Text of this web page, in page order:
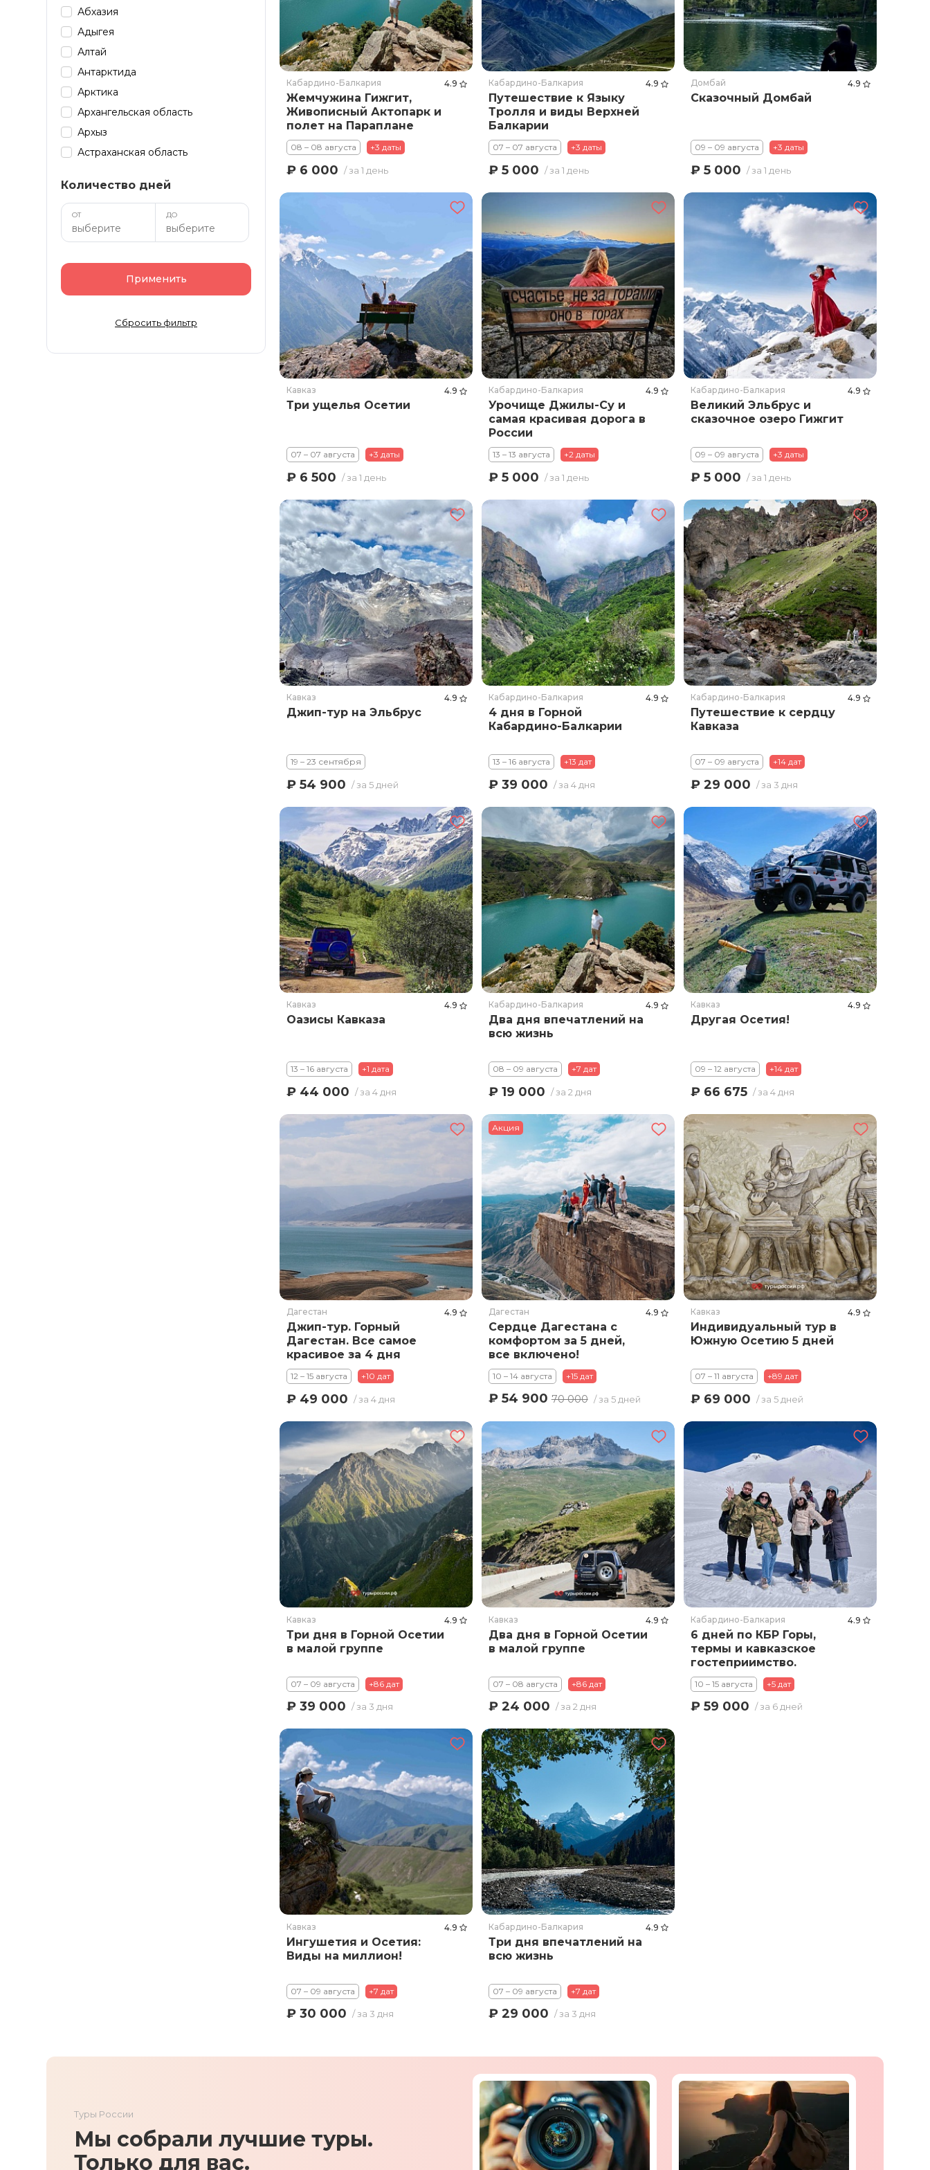
Абхазия
Адыгея
Алтай
Антарктида
Арктика
Архангельская область
Архыз
Астраханская область
Башкирия
Бурятия
Дагестан
Забайкалье
Зарубеж
Иркутская область
Количество дней
ОТ ДО
Применить
Сбросить фильтр
Кабардино-Балкария 4.9
Жемчужина Гижгит,
Живописный Актопарк и
полет на Параплане
08 – 08 августа +3 даты
₽ 6 000 / за 1 день
Кабардино-Балкария 4.9
Путешествие к Языку
Тролля и виды Верхней
Балкарии
07 – 07 августа +3 даты
₽ 5 000 / за 1 день
Домбай 4.9
Сказочный Домбай
09 – 09 августа +3 даты
₽ 5 000 / за 1 день
Кавказ 4.9
Три ущелья Осетии
07 – 07 августа +3 даты
₽ 6 500 / за 1 день
Кабардино-Балкария 4.9
Урочище Джилы-Су и
самая красивая дорога в
России
13 – 13 августа +2 даты
₽ 5 000 / за 1 день
Кабардино-Балкария 4.9
Великий Эльбрус и
сказочное озеро Гижгит
09 – 09 августа +3 даты
₽ 5 000 / за 1 день
Кавказ 4.9
Джип-тур на Эльбрус
19 – 23 сентября
₽ 54 900 / за 5 дней
Кабардино-Балкария 4.9
4 дня в Горной
Кабардино-Балкарии
13 – 16 августа +13 дат
₽ 39 000 / за 4 дня
Кабардино-Балкария 4.9
Путешествие к сердцу
Кавказа
07 – 09 августа +14 дат
₽ 29 000 / за 3 дня
Кавказ 4.9
Оазисы Кавказа
13 – 16 августа +1 дата
₽ 44 000 / за 4 дня
Кабардино-Балкария 4.9
Два дня впечатлений на
всю жизнь
08 – 09 августа +7 дат
₽ 19 000 / за 2 дня
Кавказ 4.9
Другая Осетия!
09 – 12 августа +14 дат
₽ 66 675 / за 4 дня
Дагестан 4.9
Джип-тур. Горный
Дагестан. Все самое
красивое за 4 дня
12 – 15 августа +10 дат
₽ 49 000 / за 4 дня
Акция
Дагестан 4.9
Сердце Дагестана с
комфортом за 5 дней,
все включено!
(Махачкала + горы)
10 – 14 августа +15 дат
₽ 54 90070 000 / за 5 дней
Кавказ 4.9
Индивидуальный тур в
Южную Осетию 5 дней
07 – 11 августа +89 дат
₽ 69 000 / за 5 дней
Кавказ 4.9
Три дня в Горной Осетии
в малой группе
07 – 09 августа +86 дат
₽ 39 000 / за 3 дня
Кавказ 4.9
Два дня в Горной Осетии
в малой группе
07 – 08 августа +86 дат
₽ 24 000 / за 2 дня
Кабардино-Балкария 4.9
6 дней по КБР Горы,
термы и кавказское
гостеприимство.
10 – 15 августа +5 дат
₽ 59 000 / за 6 дней
Кавказ 4.9
Ингушетия и Осетия:
Виды на миллион!
07 – 09 августа +7 дат
₽ 30 000 / за 3 дня
Кабардино-Балкария 4.9
Три дня впечатлений на
всю жизнь
07 – 09 августа +7 дат
₽ 29 000 / за 3 дня
Туры России
Мы собрали лучшие туры.
Только для вас.